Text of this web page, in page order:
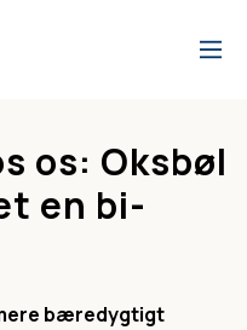
os: Oksbøl
en bi-
bæredygtigt